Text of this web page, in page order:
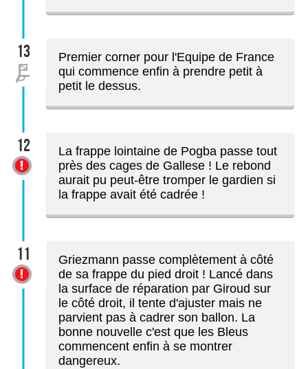
13
Premier corner pour l'Equipe de France
qui commence enfin à prendre petit à
petit le dessus.
12
La frappe lointaine de Pogba passe tout
près des cages de Gallese ! Le rebond
aurait pu peut-être tromper le gardien si
la frappe avait été cadrée !
11
Griezmann passe complètement à côté
de sa frappe du pied droit ! Lancé dans
la surface de réparation par Giroud sur
le côté droit, il tente d'ajuster mais ne
parvient pas à cadrer son ballon. La
bonne nouvelle c'est que les Bleus
commencent enfin à se montrer
dangereux.